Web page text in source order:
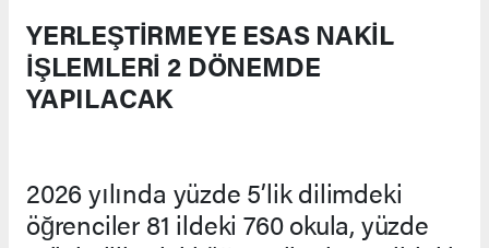
YERLEŞTİRMEYE ESAS NAKİL
İŞLEMLERİ 2 DÖNEMDE
YAPILACAK
2026 yılında yüzde 5’lik dilimdeki
öğrenciler 81 ildeki 760 okula, yüzde